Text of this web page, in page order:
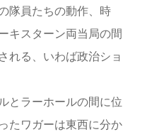
隊員たちの動作、時
キスターン両当局の間
れる、いわば政治ショ
とラーホールの間に位
たワガーは東西に分か